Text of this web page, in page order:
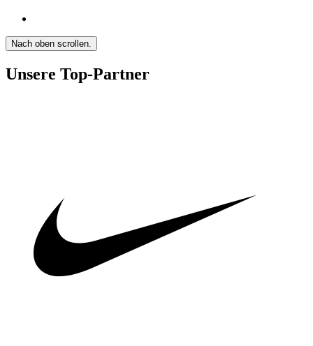
Nach oben scrollen.
Unsere Top-Partner